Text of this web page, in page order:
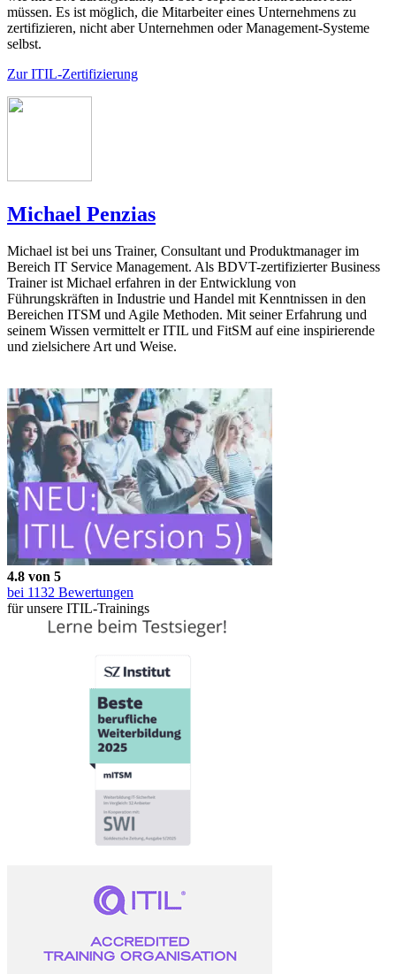
müssen. Es ist möglich, die Mitarbeiter eines Unternehmens zu
zertifizieren, nicht aber Unternehmen oder Management-Systeme
selbst.
Zur ITIL-Zertifizierung
Michael Penzias
Michael ist bei uns Trainer, Consultant und Produktmanager im
Bereich IT Service Management. Als BDVT-zertifizierter Business
Trainer ist Michael erfahren in der Entwicklung von
Führungskräften in Industrie und Handel mit Kenntnissen in den
Bereichen ITSM und Agile Methoden. Mit seiner Erfahrung und
seinem Wissen vermittelt er ITIL und FitSM auf eine inspirierende
und zielsichere Art und Weise.
4.8 von 5
bei 1132 Bewertungen
für unsere ITIL-Trainings